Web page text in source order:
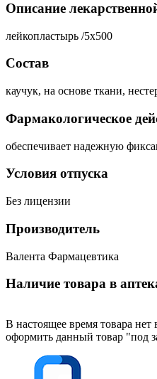
Описание
лейкопластырь /5х500
Состав
каучук, на основе ткани,
Фармакологическое
обеспечивает надежную
Условия отпуска
Без лицензии
Производитель
Валента Фармацевтика
Наличие товара в
В настоящее время товара
оформить данный товар "под